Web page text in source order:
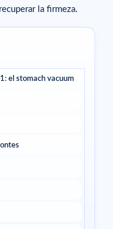
la firmeza.
el stomach vacuum